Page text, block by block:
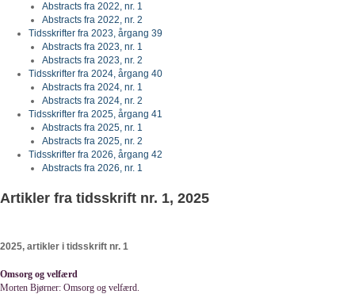
Abstracts fra 2022, nr. 1
Abstracts fra 2022, nr. 2
Tidsskrifter fra 2023, årgang 39
Abstracts fra 2023, nr. 1
Abstracts fra 2023, nr. 2
Tidsskrifter fra 2024, årgang 40
Abstracts fra 2024, nr. 1
Abstracts fra 2024, nr. 2
Tidsskrifter fra 2025, årgang 41
Abstracts fra 2025, nr. 1
Abstracts fra 2025, nr. 2
Tidsskrifter fra 2026, årgang 42
Abstracts fra 2026, nr. 1
Artikler fra tidsskrift nr. 1, 2025
2025, artikler i tidsskrift nr. 1
Omsorg og velfærd
Morten Bjørner: Omsorg og velfærd.